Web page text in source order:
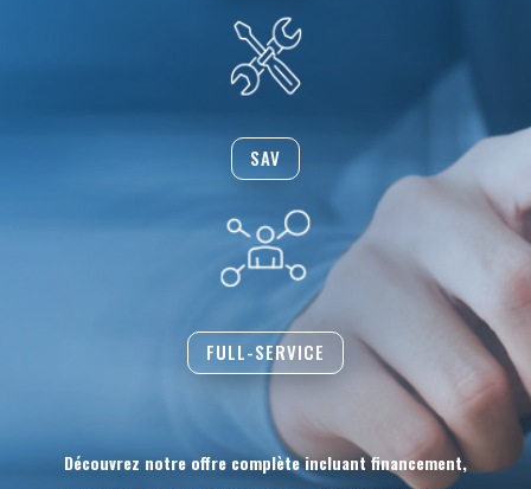
SAV
FULL-SERVICE
Découvrez notre offre complète incluant financement,